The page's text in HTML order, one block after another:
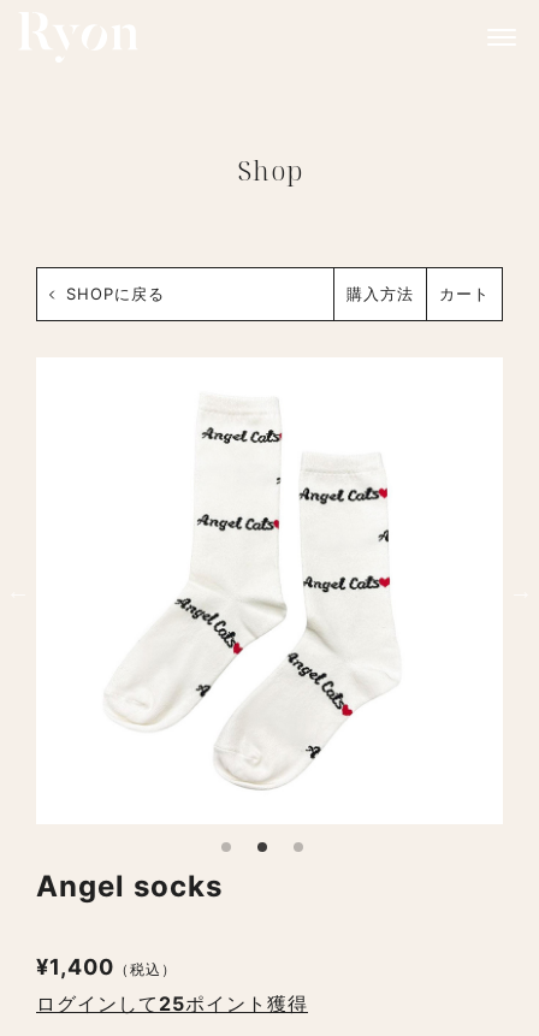
Shop
SHOPに戻る 購入方法 カート
Angel socks
¥1,400 （税込）
ログインして 25ポイント獲得